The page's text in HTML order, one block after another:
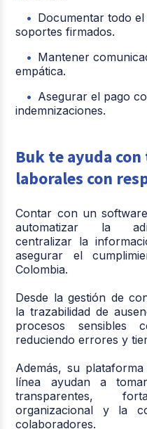
Documentar todo
soportes firmados.
Mantener
empática.
Asegurar el pago
indemnizaciones.
Buk te ayuda
laborales con
Contar con un
automatizar la
centralizar la
asegurar el
Colombia.
Desde la gestión de
la trazabilidad de
procesos sensibles
reduciendo errores y
Además, su
línea ayudan a
transparentes,
organizacional y la
colaboradores.